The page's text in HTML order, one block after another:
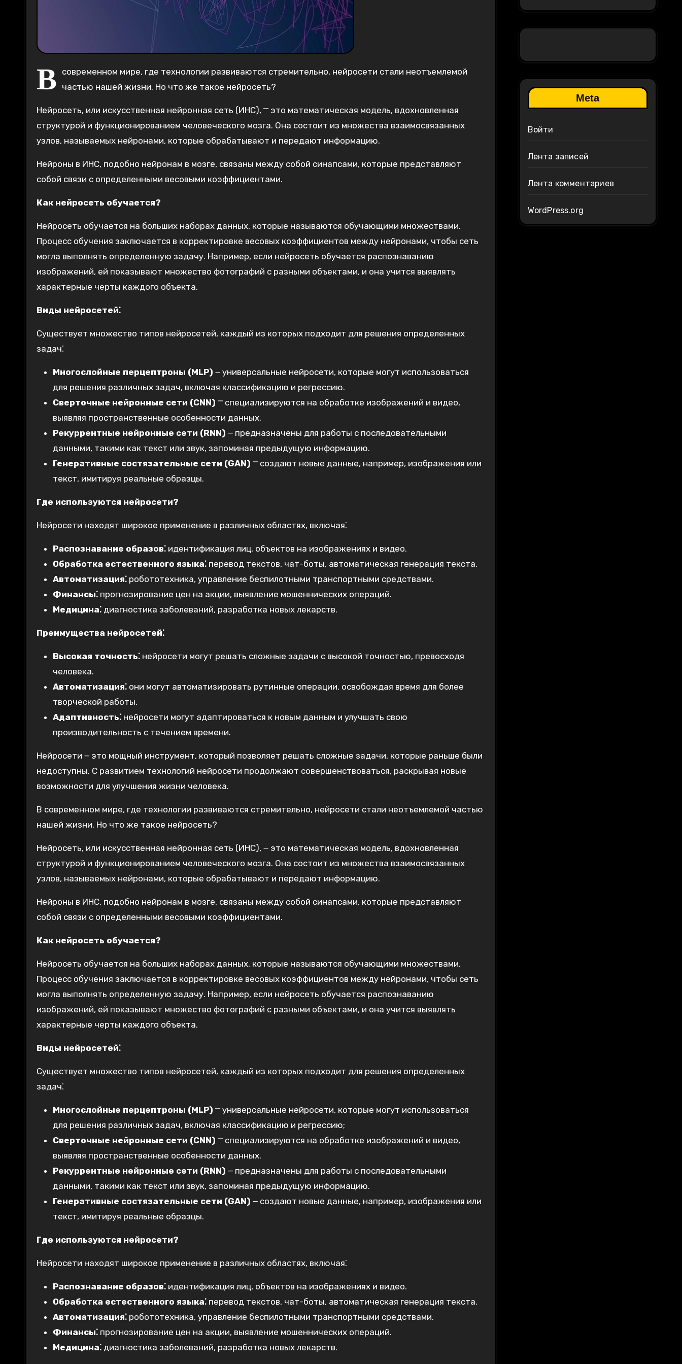
В современном мире, где технологии развиваются стремительно, нейросети стали неотъемлемой
частью нашей жизни. Но что же такое нейросеть?
Нейросеть, или искусственная нейронная сеть (ИНС), ⎻ это математическая модель, вдохновленная
структурой и функционированием человеческого мозга. Она состоит из множества взаимосвязанных
узлов, называемых нейронами, которые обрабатывают и передают информацию.
Нейроны в ИНС, подобно нейронам в мозге, связаны между собой синапсами, которые представляют
собой связи с определенными весовыми коэффициентами.
Как нейросеть обучается?
Нейросеть обучается на больших наборах данных, которые называются обучающими множествами.
Процесс обучения заключается в корректировке весовых коэффициентов между нейронами, чтобы сеть
могла выполнять определенную задачу. Например, если нейросеть обучается распознаванию
изображений, ей показывают множество фотографий с разными объектами, и она учится выявлять
характерные черты каждого объекта.
Виды нейросетей⁚
Существует множество типов нейросетей, каждый из которых подходит для решения определенных
задач⁚
Многослойные перцептроны (MLP) ౼ универсальные нейросети, которые могут использоваться
для решения различных задач, включая классификацию и регрессию.
Сверточные нейронные сети (CNN) ⎻ специализируются на обработке изображений и видео,
выявляя пространственные особенности данных.
Рекуррентные нейронные сети (RNN) ౼ предназначены для работы с последовательными
данными, такими как текст или звук, запоминая предыдущую информацию.
Генеративные состязательные сети (GAN) ⎻ создают новые данные, например, изображения или
текст, имитируя реальные образцы.
Где используются нейросети?
Нейросети находят широкое применение в различных областях, включая⁚
Распознавание образов⁚ идентификация лиц, объектов на изображениях и видео.
Обработка естественного языка⁚ перевод текстов, чат-боты, автоматическая генерация текста.
Автоматизация⁚ робототехника, управление беспилотными транспортными средствами.
Финансы⁚ прогнозирование цен на акции, выявление мошеннических операций.
Медицина⁚ диагностика заболеваний, разработка новых лекарств.
Преимущества нейросетей⁚
Высокая точность⁚ нейросети могут решать сложные задачи с высокой точностью, превосходя
человека.
Автоматизация⁚ они могут автоматизировать рутинные операции, освобождая время для более
творческой работы.
Адаптивность⁚ нейросети могут адаптироваться к новым данным и улучшать свою
производительность с течением времени.
Нейросети ౼ это мощный инструмент, который позволяет решать сложные задачи, которые раньше были
недоступны. С развитием технологий нейросети продолжают совершенствоваться, раскрывая новые
возможности для улучшения жизни человека.
В современном мире, где технологии развиваются стремительно, нейросети стали неотъемлемой частью
нашей жизни. Но что же такое нейросеть?
Нейросеть, или искусственная нейронная сеть (ИНС), ౼ это математическая модель, вдохновленная
структурой и функционированием человеческого мозга. Она состоит из множества взаимосвязанных
узлов, называемых нейронами, которые обрабатывают и передают информацию.
Нейроны в ИНС, подобно нейронам в мозге, связаны между собой синапсами, которые представляют
собой связи с определенными весовыми коэффициентами.
Как нейросеть обучается?
Нейросеть обучается на больших наборах данных, которые называются обучающими множествами.
Процесс обучения заключается в корректировке весовых коэффициентов между нейронами, чтобы сеть
могла выполнять определенную задачу. Например, если нейросеть обучается распознаванию
изображений, ей показывают множество фотографий с разными объектами, и она учится выявлять
характерные черты каждого объекта.
Виды нейросетей⁚
Существует множество типов нейросетей, каждый из которых подходит для решения определенных
задач⁚
Многослойные перцептроны (MLP) ⎻ универсальные нейросети, которые могут использоваться
для решения различных задач, включая классификацию и регрессию;
Сверточные нейронные сети (CNN) ⎻ специализируются на обработке изображений и видео,
выявляя пространственные особенности данных.
Рекуррентные нейронные сети (RNN) ౼ предназначены для работы с последовательными
данными, такими как текст или звук, запоминая предыдущую информацию.
Генеративные состязательные сети (GAN) ౼ создают новые данные, например, изображения или
текст, имитируя реальные образцы.
Где используются нейросети?
Нейросети находят широкое применение в различных областях, включая⁚
Распознавание образов⁚ идентификация лиц, объектов на изображениях и видео.
Обработка естественного языка⁚ перевод текстов, чат-боты, автоматическая генерация текста.
Автоматизация⁚ робототехника, управление беспилотными транспортными средствами.
Финансы⁚ прогнозирование цен на акции, выявление мошеннических операций.
Медицина⁚ диагностика заболеваний, разработка новых лекарств.
Meta
Войти
Лента записей
Лента комментариев
WordPress.org